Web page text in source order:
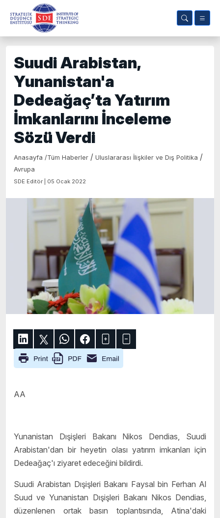
Suudi Arabistan,
Yunanistan'a
Dedeağaç’ta Yatırım
İmkanlarını İnceleme
Sözü Verdi
Anasayfa /Tüm Haberler / Uluslararası İlişkiler ve Dış Politika /
Avrupa
SDE Editör | 05 Ocak 2022
AA
Yunanistan Dışişleri Bakanı Nikos Dendias, Suudi
Arabistan'dan bir heyetin olası yatırım imkanları için
Dedeağaç'ı ziyaret edeceğini bildirdi.
Suudi Arabistan Dışişleri Bakanı Faysal bin Ferhan Al
Suud veYunanistan Dışişleri Bakanı Nikos Dendias,
düzenlenen ortak basın toplantısında, Atina'daki